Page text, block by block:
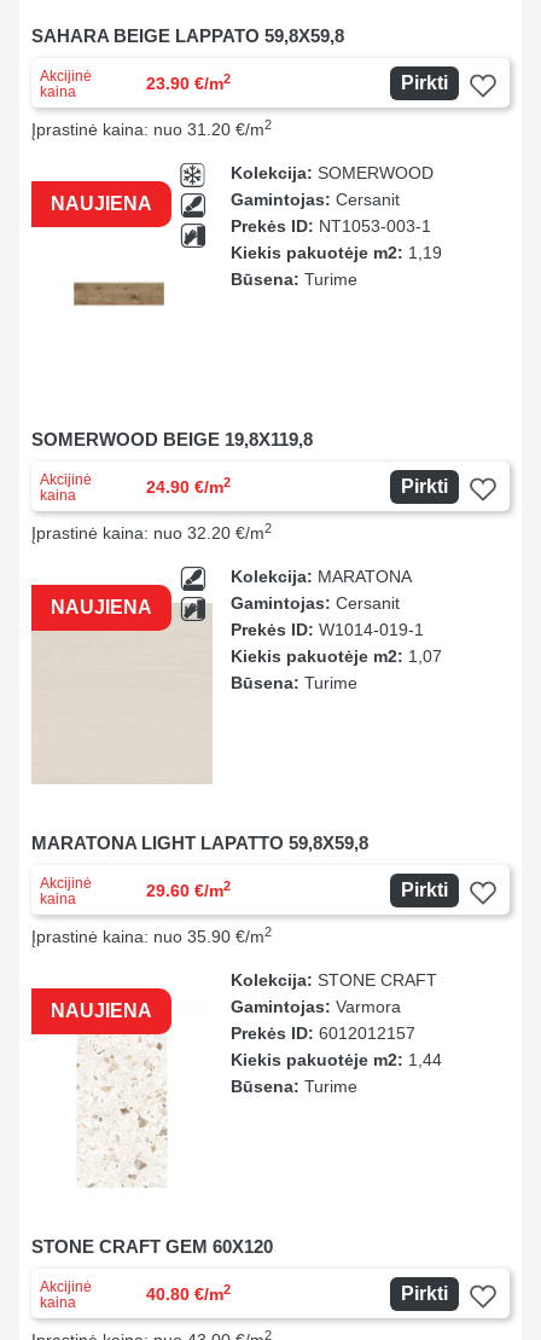
SAHARA BEIGE LAPPATO 59,8X59,8
Akcijinė
kaina
23.90 €/m2 Pirkti
Įprastinė kaina: nuo 31.20 €/m2
NAUJIENA
Kolekcija: SOMERWOOD
Gamintojas: Cersanit
Prekės ID: NT1053-003-1
Kiekis pakuotėje m2: 1,19
Būsena: Turime
SOMERWOOD BEIGE 19,8X119,8
Akcijinė
kaina
24.90 €/m2 Pirkti
Įprastinė kaina: nuo 32.20 €/m2
NAUJIENA
Kolekcija: MARATONA
Gamintojas: Cersanit
Prekės ID: W1014-019-1
Kiekis pakuotėje m2: 1,07
Būsena: Turime
MARATONA LIGHT LAPATTO 59,8X59,8
Akcijinė
kaina
29.60 €/m2 Pirkti
Įprastinė kaina: nuo 35.90 €/m2
NAUJIENA
Kolekcija: STONE CRAFT
Gamintojas: Varmora
Prekės ID: 6012012157
Kiekis pakuotėje m2: 1,44
Būsena: Turime
STONE CRAFT GEM 60X120
Akcijinė
kaina
40.80 €/m2 Pirkti
2